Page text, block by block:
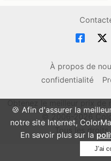
🍪 Afin d'assurer la
notre site Internet,
En savoir plus sur la
J’ai
À propos de
confidentialité
© 2006-2026
Tous les